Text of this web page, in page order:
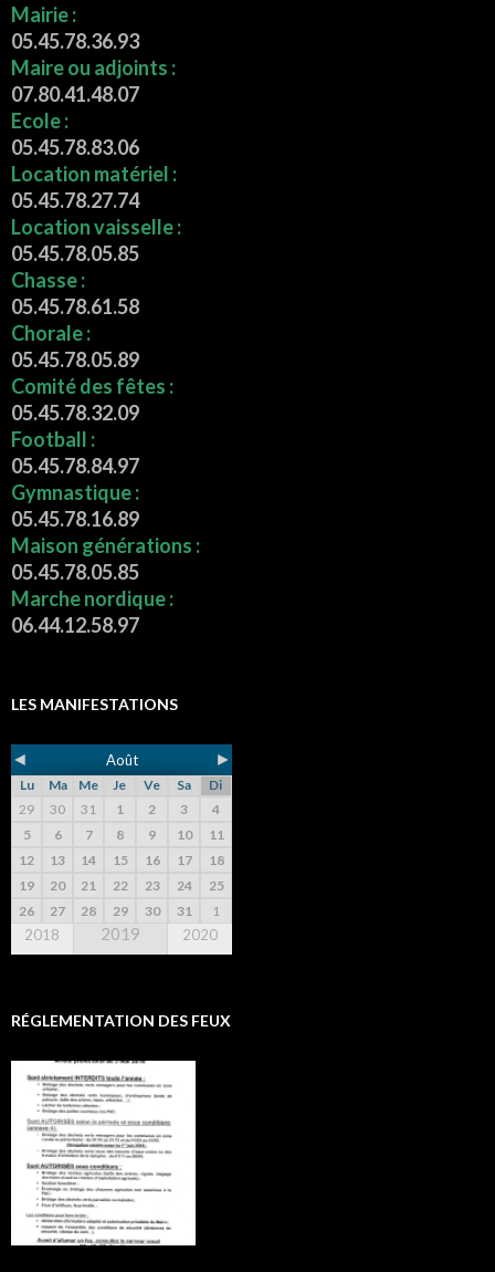
Mairie :
05.45.78.36.93
Maire ou adjoints :
07.80.41.48.07
Ecole :
05.45.78.83.06
Location matériel :
05.45.78.27.74
Location vaisselle :
05.45.78.05.85
Chasse :
05.45.78.61.58
Chorale :
05.45.78.05.89
Comité des fêtes :
05.45.78.32.09
Football :
05.45.78.84.97
Gymnastique :
05.45.78.16.89
Maison générations :
05.45.78.05.85
Marche nordique :
06.44.12.58.97
LES MANIFESTATIONS
◄ Août ►
Lu Ma Me Je Ve Sa
Di
29
30 31 1 2 3
4
5
6 7 8 9 10
11
12
13 14 15 16 17
18
19
20 21 22 23 24
25
26
27 28 29 30 31 1
2018 2019 2020
RÉGLEMENTATION DES FEUX